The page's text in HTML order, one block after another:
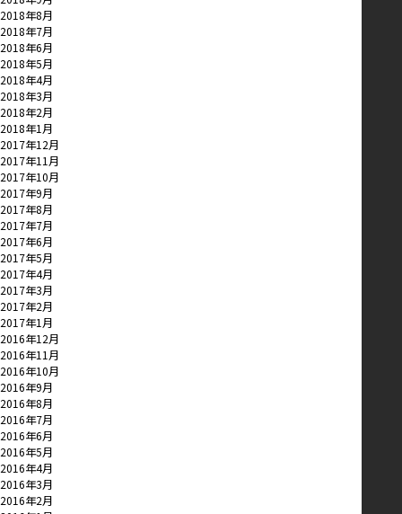
2018年8月
2018年7月
2018年6月
2018年5月
2018年4月
2018年3月
2018年2月
2018年1月
2017年12月
2017年11月
2017年10月
2017年9月
2017年8月
2017年7月
2017年6月
2017年5月
2017年4月
2017年3月
2017年2月
2017年1月
2016年12月
2016年11月
2016年10月
2016年9月
2016年8月
2016年7月
2016年6月
2016年5月
2016年4月
2016年3月
2016年2月